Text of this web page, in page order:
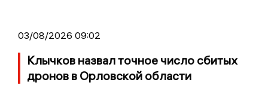
03/08/2026 09:02
Клычков назвал точное число сбитых
дронов в Орловской области